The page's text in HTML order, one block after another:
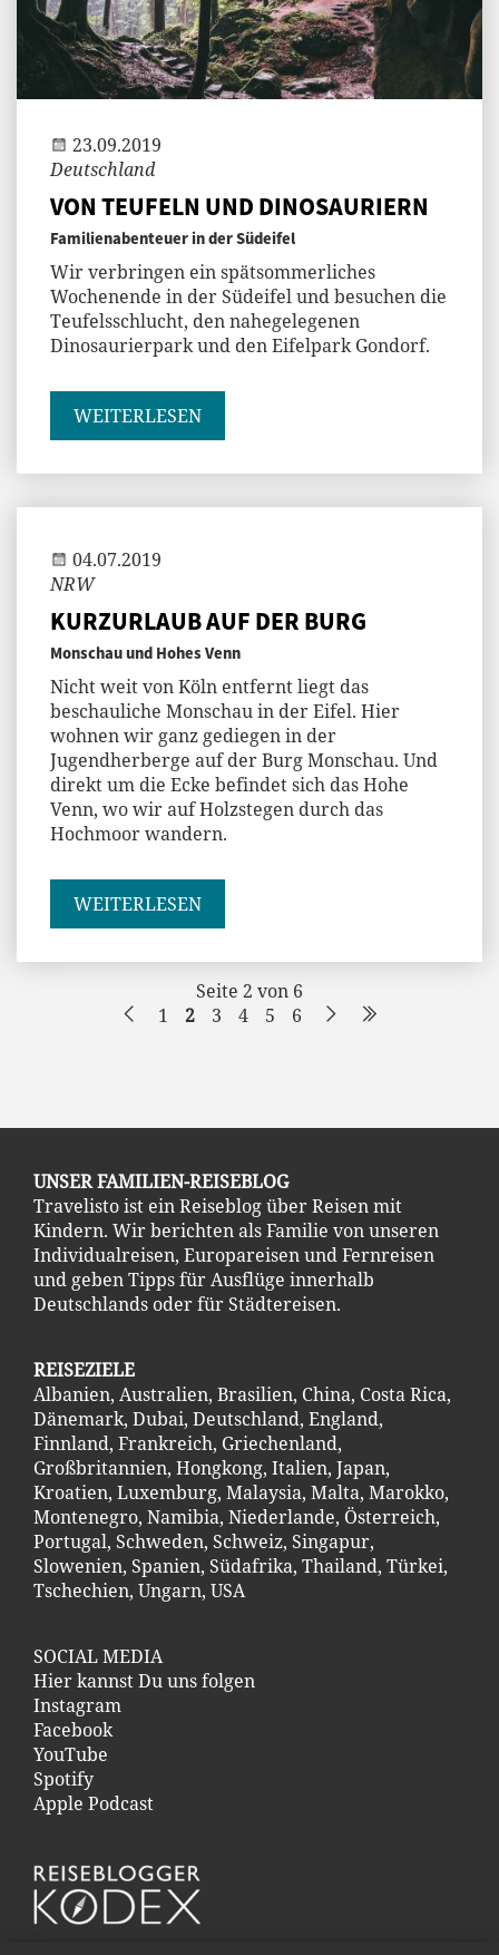
Jenny
23.09.2019
Deutschland
VON TEUFELN UND DINOSAURIERN
Familienabenteuer in der Südeifel
Wir verbringen ein spätsommerliches
Wochenende in der Südeifel und besuchen die
Teufelsschlucht, den nahegelegenen
Dinosaurierpark und den Eifelpark Gondorf.
WEITERLESEN
04.07.2019
NRW
KURZURLAUB AUF DER BURG
Monschau und Hohes Venn
Nicht weit von Köln entfernt liegt das
beschauliche Monschau in der Eifel. Hier
wohnen wir ganz gediegen in der
Jugendherberge auf der Burg Monschau. Und
direkt um die Ecke befindet sich das Hohe
Venn, wo wir auf Holzstegen durch das
Hochmoor wandern.
WEITERLESEN
Seite 2 von 6
1
2 3 4 5 6
UNSER FAMILIEN-REISEBLOG
Travelisto ist ein Reiseblog über Reisen mit
Kindern. Wir berichten als Familie von unseren
Individualreisen, Europareisen und Fernreisen
und geben Tipps für Ausflüge innerhalb
Deutschlands oder für Städtereisen.
REISEZIELE
Albanien, Australien, Brasilien, China, Costa Rica,
Dänemark, Dubai, Deutschland, England,
Finnland, Frankreich, Griechenland,
Großbritannien, Hongkong, Italien, Japan,
Kroatien, Luxemburg, Malaysia, Malta, Marokko,
Montenegro, Namibia, Niederlande, Österreich,
Portugal, Schweden, Schweiz, Singapur,
Slowenien, Spanien, Südafrika, Thailand, Türkei,
Tschechien, Ungarn, USA
SOCIAL MEDIA
Hier kannst Du uns folgen
Instagram
Facebook
YouTube
Spotify
Apple Podcast